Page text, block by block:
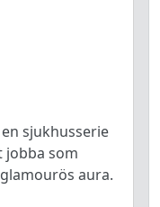
sjukhusserie
jobba som
aura.